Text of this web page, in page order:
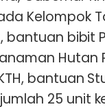
Kelompok
bantuan bibit
bantuan
25 unit